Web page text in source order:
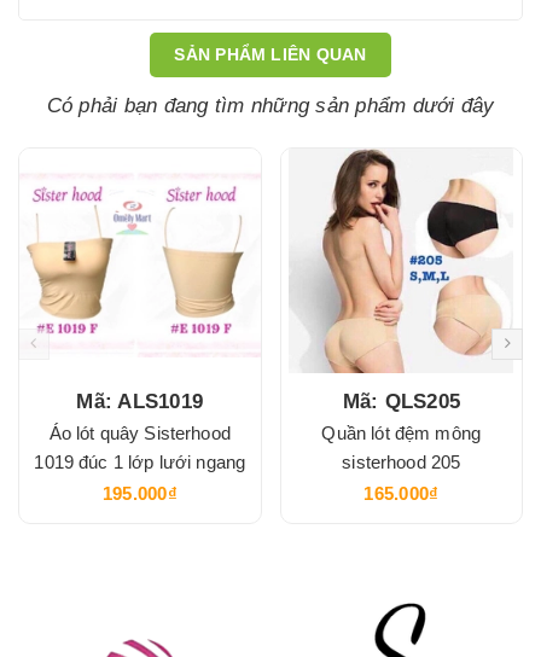
SẢN PHẨM LIÊN QUAN
Có phải bạn đang tìm những sản phẩm dưới đây
Mã: ALS1019
Áo lót quây Sisterhood
1019 đúc 1 lớp lưới ngang
195.000₫
Mã: QLS205
Quần lót đệm mông
sisterhood 205
165.000₫